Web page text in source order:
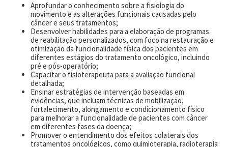
Aprofundar o conhecimento sobre a fisiologia do
movimento e as alterações funcionais causadas pelo
câncer e seus tratamentos;
Desenvolver habilidades para a elaboração de programas
de reabilitação personalizados, com foco na restauração e
otimização da funcionalidade física dos pacientes em
diferentes estágios do tratamento oncológico, incluindo
pré e pós-operatório;
Capacitar o fisioterapeuta para a avaliação funcional
detalhada;
Ensinar estratégias de intervenção baseadas em
evidências, que incluam técnicas de mobilização,
fortalecimento, alongamento e condicionamento físico
para melhorar a funcionalidade de pacientes com câncer
em diferentes fases da doença;
Promover o entendimento dos efeitos colaterais dos
tratamentos oncológicos, como quimioterapia, radioterapia